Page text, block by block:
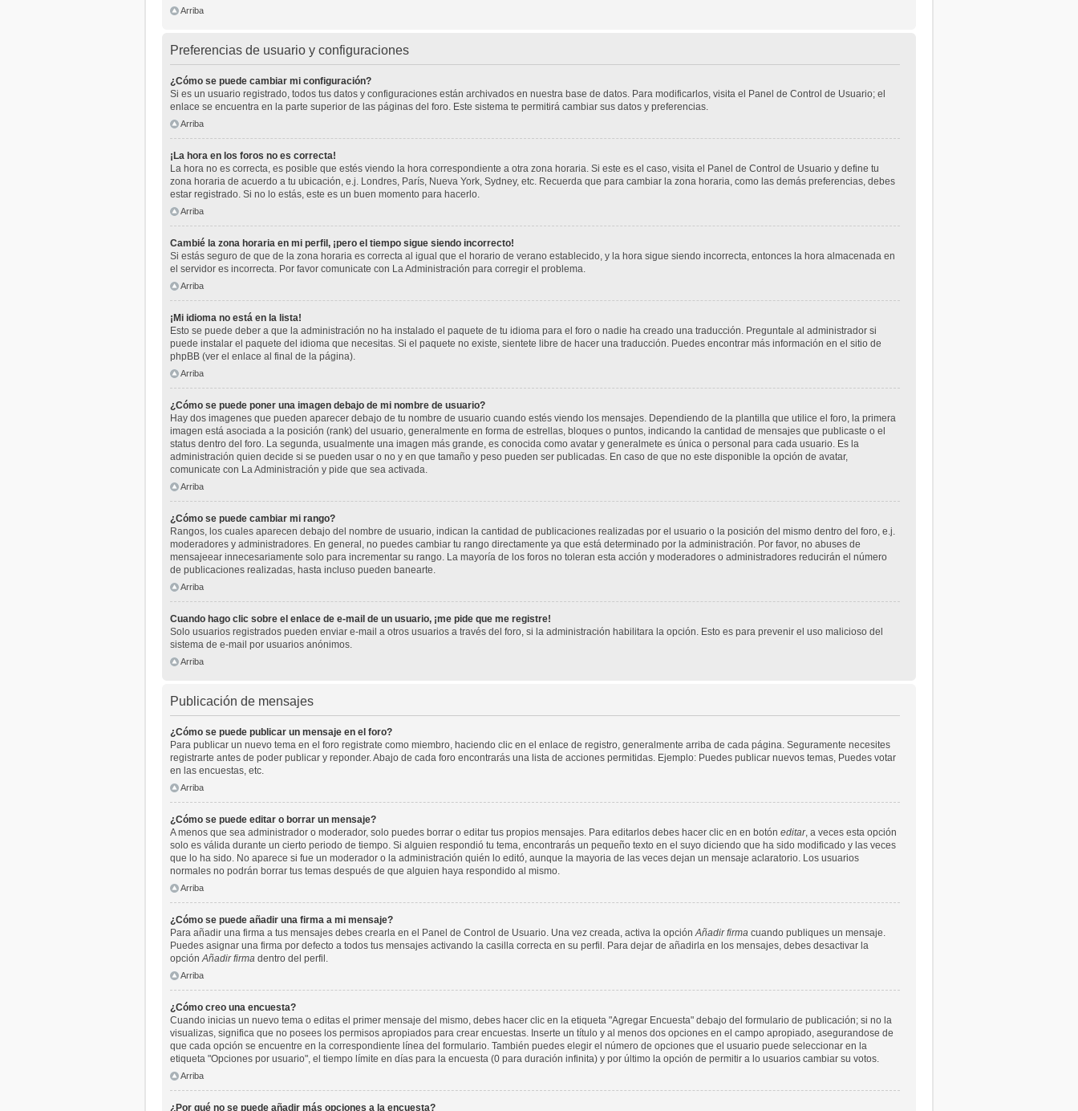
Arriba
Preferencias de usuario y configuraciones
¿Cómo se puede cambiar mi configuración?
Si es un usuario registrado, todos tus datos y configuraciones están archivados en nuestra base de datos. Para modificarlos, visita el Panel de Control de Usuario; el
enlace se encuentra en la parte superior de las páginas del foro. Este sistema te permitirá cambiar sus datos y preferencias.
Arriba
¡La hora en los foros no es correcta!
La hora no es correcta, es posible que estés viendo la hora correspondiente a otra zona horaria. Si este es el caso, visita el Panel de Control de Usuario y define tu
zona horaria de acuerdo a tu ubicación, e.j. Londres, París, Nueva York, Sydney, etc. Recuerda que para cambiar la zona horaria, como las demás preferencias, debes
estar registrado. Si no lo estás, este es un buen momento para hacerlo.
Arriba
Cambié la zona horaria en mi perfil, ¡pero el tiempo sigue siendo incorrecto!
Si estás seguro de que de la zona horaria es correcta al igual que el horario de verano establecido, y la hora sigue siendo incorrecta, entonces la hora almacenada en
el servidor es incorrecta. Por favor comunicate con La Administración para corregir el problema.
Arriba
¡Mi idioma no está en la lista!
Esto se puede deber a que la administración no ha instalado el paquete de tu idioma para el foro o nadie ha creado una traducción. Preguntale al administrador si
puede instalar el paquete del idioma que necesitas. Si el paquete no existe, sientete libre de hacer una traducción. Puedes encontrar más información en el sitio de
phpBB (ver el enlace al final de la página).
Arriba
¿Cómo se puede poner una imagen debajo de mi nombre de usuario?
Hay dos imagenes que pueden aparecer debajo de tu nombre de usuario cuando estés viendo los mensajes. Dependiendo de la plantilla que utilice el foro, la primera
imagen está asociada a la posición (rank) del usuario, generalmente en forma de estrellas, bloques o puntos, indicando la cantidad de mensajes que publicaste o el
status dentro del foro. La segunda, usualmente una imagen más grande, es conocida como avatar y generalmete es única o personal para cada usuario. Es la
administración quien decide si se pueden usar o no y en que tamaño y peso pueden ser publicadas. En caso de que no este disponible la opción de avatar,
comunicate con La Administración y pide que sea activada.
Arriba
¿Cómo se puede cambiar mi rango?
Rangos, los cuales aparecen debajo del nombre de usuario, indican la cantidad de publicaciones realizadas por el usuario o la posición del mismo dentro del foro, e.j.
moderadores y administradores. En general, no puedes cambiar tu rango directamente ya que está determinado por la administración. Por favor, no abuses de
mensajeear innecesariamente solo para incrementar su rango. La mayoría de los foros no toleran esta acción y moderadores o administradores reducirán el número
de publicaciones realizadas, hasta incluso pueden banearte.
Arriba
Cuando hago clic sobre el enlace de e-mail de un usuario, ¡me pide que me registre!
Solo usuarios registrados pueden enviar e-mail a otros usuarios a través del foro, si la administración habilitara la opción. Esto es para prevenir el uso malicioso del
sistema de e-mail por usuarios anónimos.
Arriba
Publicación de mensajes
¿Cómo se puede publicar un mensaje en el foro?
Para publicar un nuevo tema en el foro registrate como miembro, haciendo clic en el enlace de registro, generalmente arriba de cada página. Seguramente necesites
registrarte antes de poder publicar y reponder. Abajo de cada foro encontrarás una lista de acciones permitidas. Ejemplo: Puedes publicar nuevos temas, Puedes votar
en las encuestas, etc.
Arriba
¿Cómo se puede editar o borrar un mensaje?
A menos que sea administrador o moderador, solo puedes borrar o editar tus propios mensajes. Para editarlos debes hacer clic en en botón editar, a veces esta opción
solo es válida durante un cierto periodo de tiempo. Si alguien respondió tu tema, encontrarás un pequeño texto en el suyo diciendo que ha sido modificado y las veces
que lo ha sido. No aparece si fue un moderador o la administración quién lo editó, aunque la mayoria de las veces dejan un mensaje aclaratorio. Los usuarios
normales no podrán borrar tus temas después de que alguien haya respondido al mismo.
Arriba
¿Cómo se puede añadir una firma a mi mensaje?
Para añadir una firma a tus mensajes debes crearla en el Panel de Control de Usuario. Una vez creada, activa la opción Añadir firma cuando publiques un mensaje.
Puedes asignar una firma por defecto a todos tus mensajes activando la casilla correcta en su perfil. Para dejar de añadirla en los mensajes, debes desactivar la
opción Añadir firma dentro del perfil.
Arriba
¿Cómo creo una encuesta?
Cuando inicias un nuevo tema o editas el primer mensaje del mismo, debes hacer clic en la etiqueta "Agregar Encuesta" debajo del formulario de publicación; si no la
visualizas, significa que no posees los permisos apropiados para crear encuestas. Inserte un título y al menos dos opciones en el campo apropiado, asegurandose de
que cada opción se encuentre en la correspondiente línea del formulario. También puedes elegir el número de opciones que el usuario puede seleccionar en la
etiqueta "Opciones por usuario", el tiempo límite en días para la encuesta (0 para duración infinita) y por último la opción de permitir a lo usuarios cambiar su votos.
Arriba
¿Por qué no se puede añadir más opciones a la encuesta?